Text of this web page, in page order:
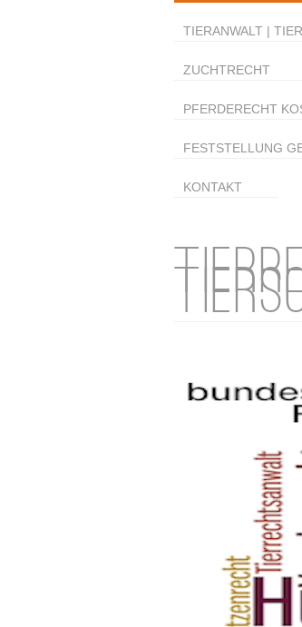
TIERANWALT |
ZUCHTRECHT
PFERDERECHT
FESTSTELLUNG
KONTAKT